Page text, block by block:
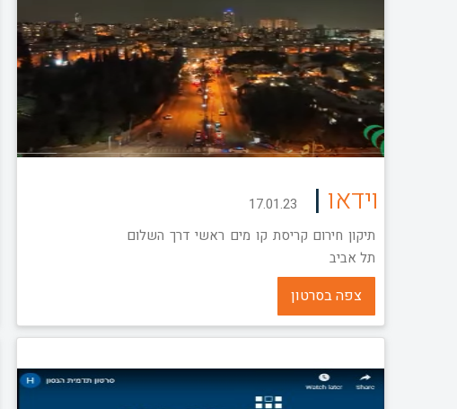
וידאו |
17.01.23
תיקון חירום קריסת קו מים ראשי דרך השלום
תל אביב
צפה בסרטון